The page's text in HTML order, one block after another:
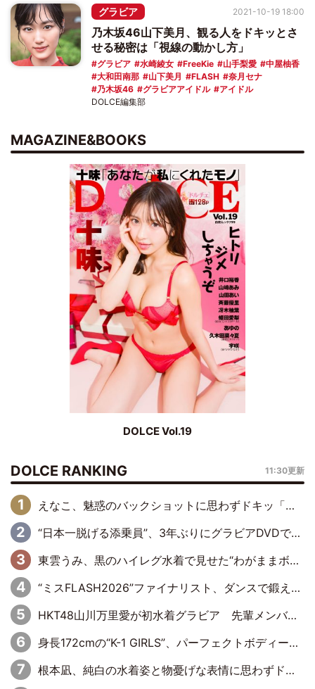
グラビア
乃木坂46山下美月、観る人をドキッとさ
せる秘密は「視線の動かし方」
グラビア 水崎綾女 FreeKie 山手梨愛
中屋柚香
大和田南那
山下美月 FLASH
奈月セナ
乃木坂46
グラビアアイドル アイドル
2021-10-19 18:00
DOLCE編集部
MAGAZINE&BOOKS
DOLCE Vol.19
DOLCE RANKING 11:30更新
えなこ、魅惑のバックショットに思わずドキッ「世界最高レベルの美しさ」「クールビューティーで良き」「ポーズも表情も完璧」
“日本一脱げる添乗員”、3年ぶりにグラビアDVDで復活 31歳の艶やかな表情がさえわたる
東雲うみ、黒のハイレグ水着で見せた“わがままボディ”がたまらない「うみちゃんカワイイ」「全てがステキな女神さま」「魅力的です」
“ミスFLASH2026”ファイナリスト、ダンスで鍛え上げた健康的な美ボディー披露
HKT48山川万里愛が初水着グラビア 先輩メンバーも思わず“ガン見”した新たな魅力
身長172cmの“K-1 GIRLS”、パーフェクトボディーでグラビアDVDデビュー
根本凪、純白の水着姿と物憂げな表情に思わずドキドキ…「ステキなお写真」「透明感がスゴい」